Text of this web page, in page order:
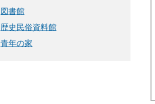
図書館
歴史民俗資料館
青年の家